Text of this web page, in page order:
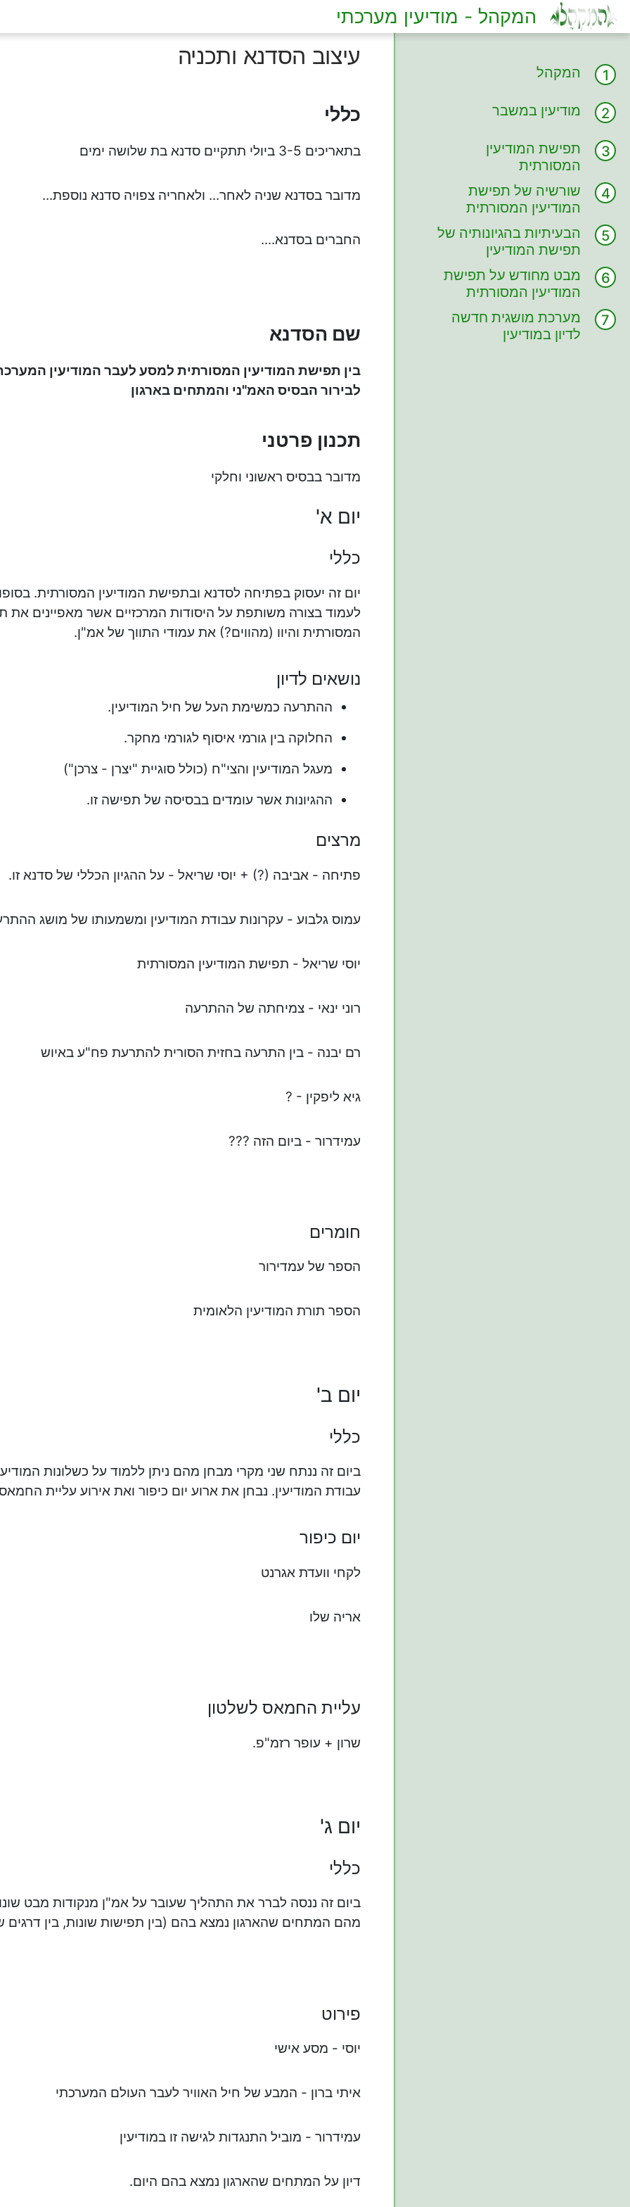
המקהל - מודיעין מערכתי
המקהל
מודיעין במשבר
תפישת המודיעין
המסורתית
שורשיה של תפישת
המודיעין המסורתית
הבעיתיות בהגיונותיה של
תפישת המודיעין
המסורתיתמבט מחודש על תפישת
המודיעין המסורתית
מערכת מושגית חדשה
לדיון במודיעין
עיצוב הסדנא ותכניה
כללי
בתאריכים 3-5 ביולי תתקיים סדנא בת שלושה ימים
מדובר בסדנא שניה לאחר... ולאחריה צפויה סדנא נוספת...
החברים בסדנא....
שם הסדנא
בין תפישת המודיעין המסורתית למסע לעבר המודיעין
לבירור הבסיס האמ"ני והמתחים בארגון
תכנון פרטני
מדובר בבסיס ראשוני וחלקי
יום א'
כללי
יום זה יעסוק בפתיחה לסדנא ובתפישת המודיעין המסורתית.
לעמוד בצורה משותפת על היסודות המרכזיים אשר מאפיינים את
המסורתית והיוו (מהווים?) את עמודי התווך של אמ"ן.
נושאים לדיון
ההתרעה כמשימת העל של חיל המודיעין.
החלוקה בין גורמי איסוף לגורמי מחקר.
מעגל המודיעין והצי"ח (כולל סוגיית "יצרן - צרכן")
ההגיונות אשר עומדים בבסיסה של תפישה זו.
מרצים
פתיחה - אביבה (?) + יוסי שריאל - על ההגיון הכללי של סדנא זו.
עמוס גלבוע - עקרונות עבודת המודיעין ומשמעותו של מושג
יוסי שריאל - תפישת המודיעין המסורתית
רוני ינאי - צמיחתה של ההתרעה
רם יבנה - בין התרעה בחזית הסורית להתרעת פח"ע באיוש
גיא ליפקין - ?
עמידרור - ביום הזה ???
חומרים
הספר של עמדירור
הספר תורת המודיעין הלאומית
יום ב'
כללי
ביום זה ננתח שני מקרי מבחן מהם ניתן ללמוד על כשלונות
עבודת המודיעין. נבחן את ארוע יום כיפור ואת אירוע עליית
יום כיפור
לקחי וועדת אגרנט
אריה שלו
עליית החמאס לשלטון
שרון + עופר רזמ"פ.
יום ג'
כללי
ביום זה ננסה לברר את התהליך שעובר על אמ"ן מנקודות מבט
מהם המתחים שהארגון נמצא בהם (בין תפישות שונות, בין דרגים
פירוט
יוסי - מסע אישי
איתי ברון - המבע של חיל האוויר לעבר העולם המערכתי
עמידרור - מוביל התנגדות לגישה זו במודיעין
דיון על המתחים שהארגון נמצא בהם היום.